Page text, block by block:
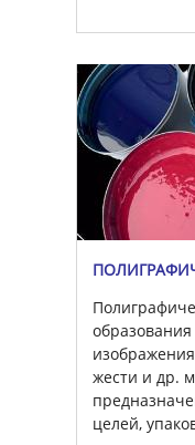
жести и др.
целей,